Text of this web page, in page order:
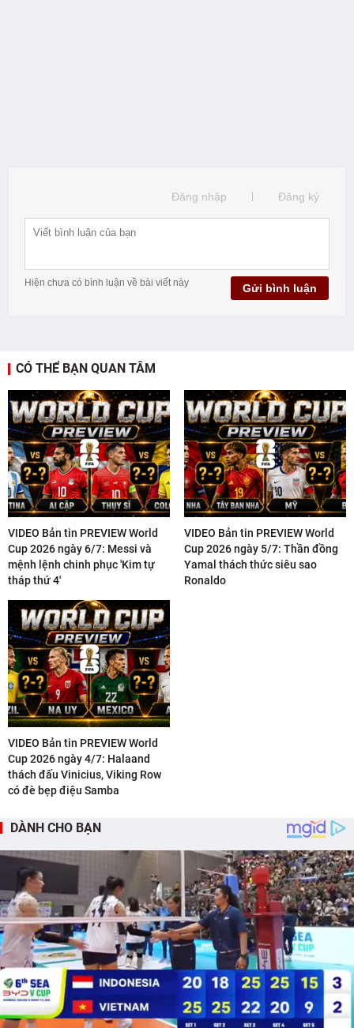
CÓ THỂ BẠN QUAN TÂM
VIDEO Bản tin PREVIEW World
Cup 2026 ngày 6/7: Messi và
mệnh lệnh chinh phục 'Kim tự
tháp thứ 4'
VIDEO Bản tin PREVIEW World
Cup 2026 ngày 5/7: Thần đồng
Yamal thách thức siêu sao
Ronaldo
VIDEO Bản tin PREVIEW World
Cup 2026 ngày 4/7: Halaand
thách đấu Vinicius, Viking Row
có đè bẹp điệu Samba